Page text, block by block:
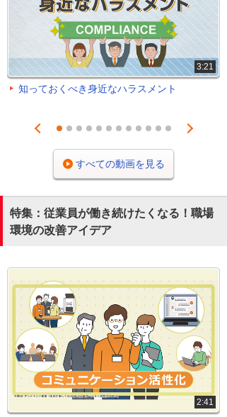
3:21
知っておくべき身近なハラスメント
Prev
1 2 3 4 5 6 7 8 9 101112
Next
すべての動画を見る
特集：従業員が働き続けたくなる！職場
環境の改善アイデア
2:41